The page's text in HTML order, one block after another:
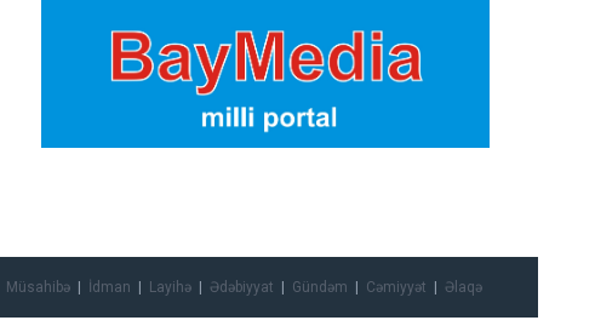
Müsahibə İdman Layihə Ədəbiyyat Gündəm Cəmiyyət Əlaqə